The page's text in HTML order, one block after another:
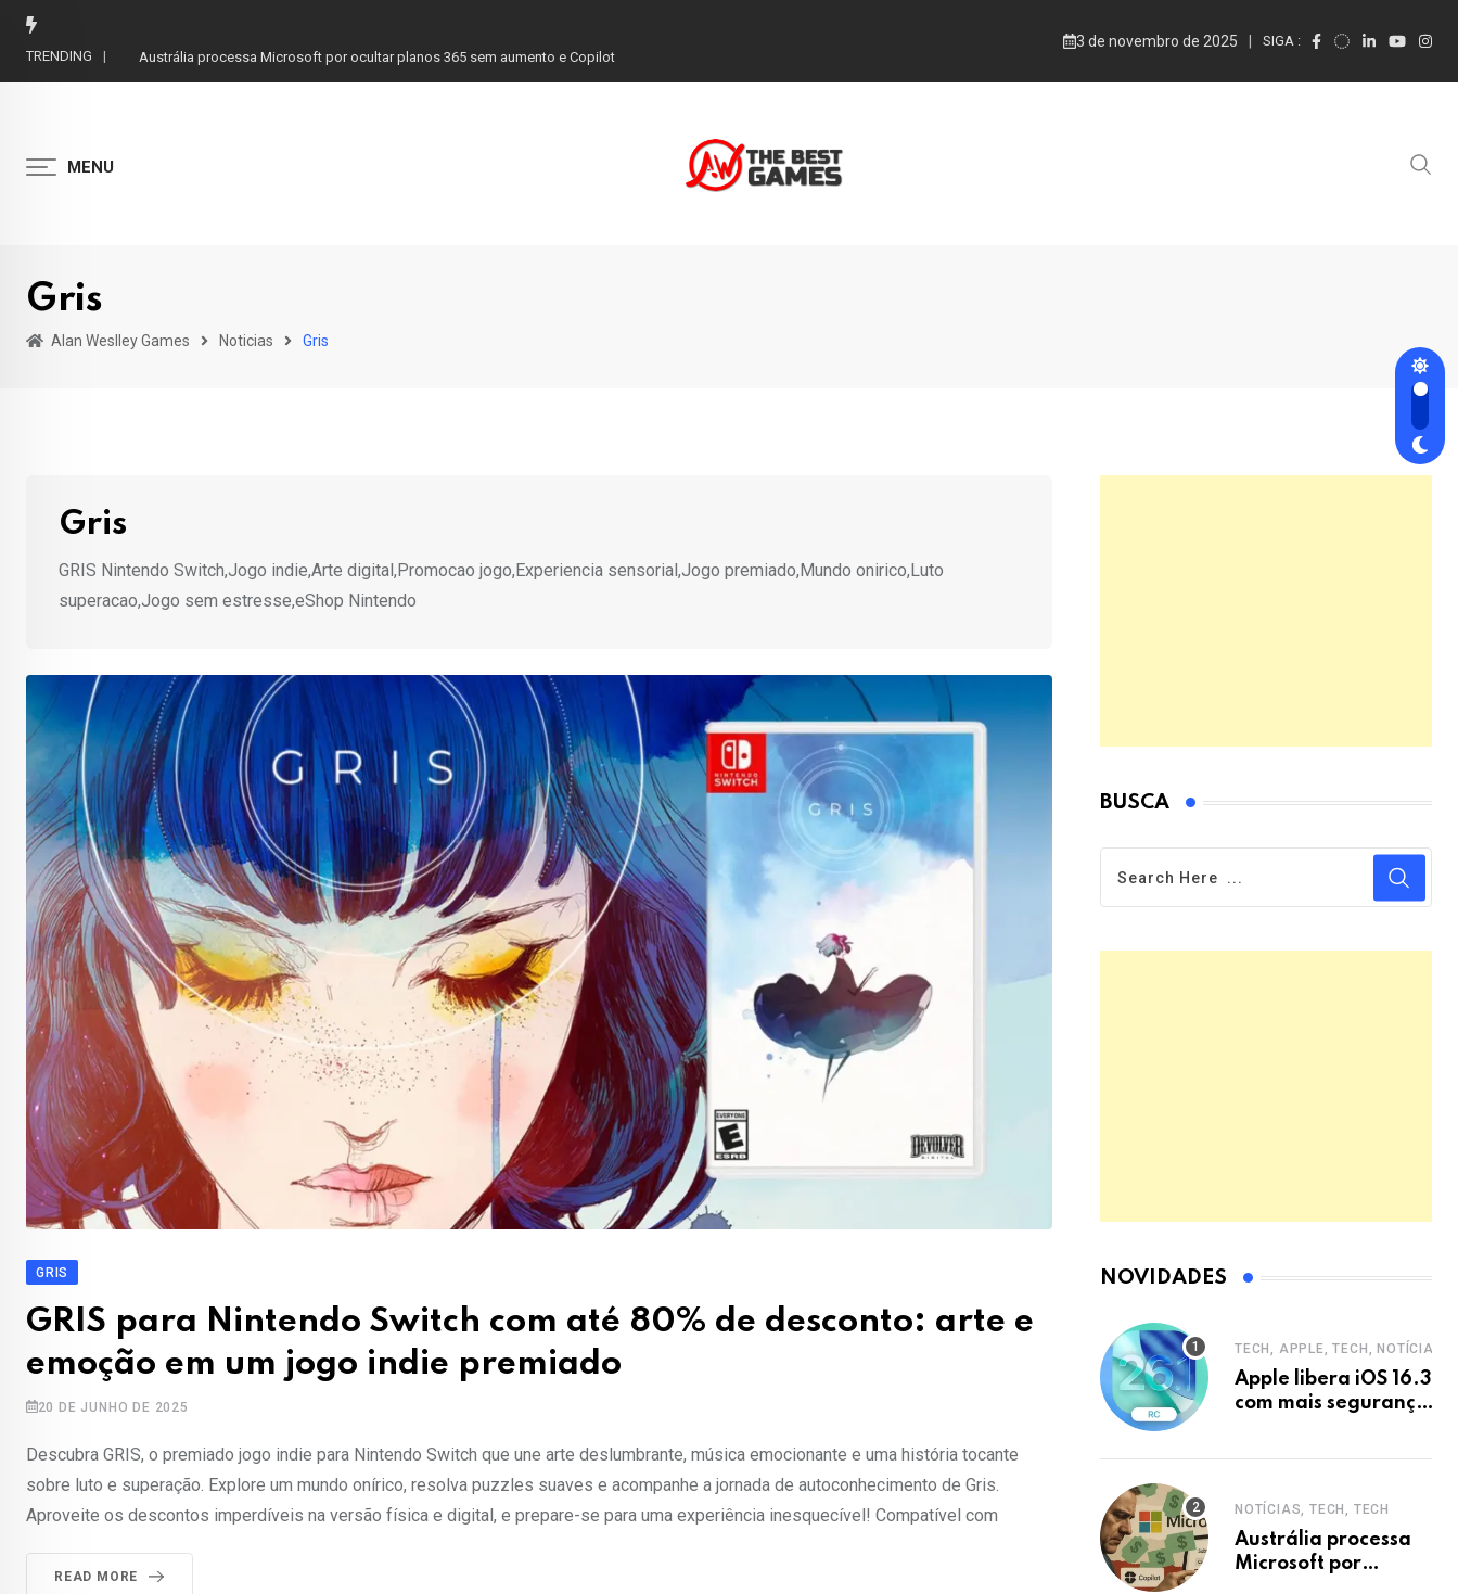
Skip
TRENDING Austrália processa Microsoft por ocultar planos 365 sem aumento e Copilot
3 de novembro de 2025 SIGA :
MENU
Gris
Alan Weslley Games Noticias Gris
Gris
GRIS Nintendo Switch,Jogo indie,Arte digital,Promocao jogo,Experiencia sensorial,Jogo premiado,Mundo onirico,Luto
superacao,Jogo sem estresse,eShop Nintendo
GRIS
GRIS para Nintendo Switch com até 80% de desconto: arte e
emoção em um jogo indie premiado
20 DE JUNHO DE 2025
Descubra GRIS, o premiado jogo indie para Nintendo Switch que une arte deslumbrante, música emocionante e uma história tocante
sobre luto e superação. Explore um mundo onírico, resolva puzzles suaves e acompanhe a jornada de autoconhecimento de Gris.
Aproveite os descontos imperdíveis na versão física e digital, e prepare-se para uma experiência inesquecível! Compatível com
READ MORE
BUSCA
NOVIDADES
TECH, APPLE, TECH, NOTÍCIAS
Apple libera iOS 16.3
com mais segurança
NOTÍCIAS, TECH, TECH
Austrália processa
Microsoft por